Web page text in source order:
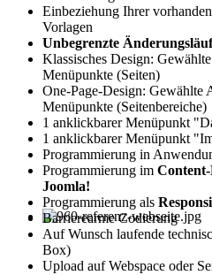
Einbeziehung Ihrer
Vorlagen
Unbegrenzte
Klassisches Design:
Menüpunkte (Seiten)
One-Page-Design: Gewählte
Menüpunkte (Seitenbereiche)
1 anklickbarer Menüpunkt
1 anklickbarer Menüpunkt
Programmierung in
Programmierung im
Joomla!
Programmierung als
Barrierearme Codierung
Auf Wunsch laufende
Box)
Upload auf Webspace oder